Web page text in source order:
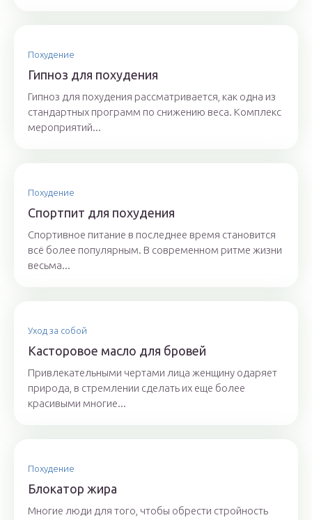
Похудение
Гипноз для похудения
Гипноз для похудения рассматривается, как одна из
стандартных программ по снижению веса. Комплекс
мероприятий...
Похудение
Спортпит для похудения
Спортивное питание в последнее время становится
всё более популярным. В современном ритме жизни
весьма...
Уход за собой
Касторовое масло для бровей
Привлекательными чертами лица женщину одаряет
природа, в стремлении сделать их еще более
красивыми многие...
Похудение
Блокатор жира
Многие люди для того, чтобы обрести стройность